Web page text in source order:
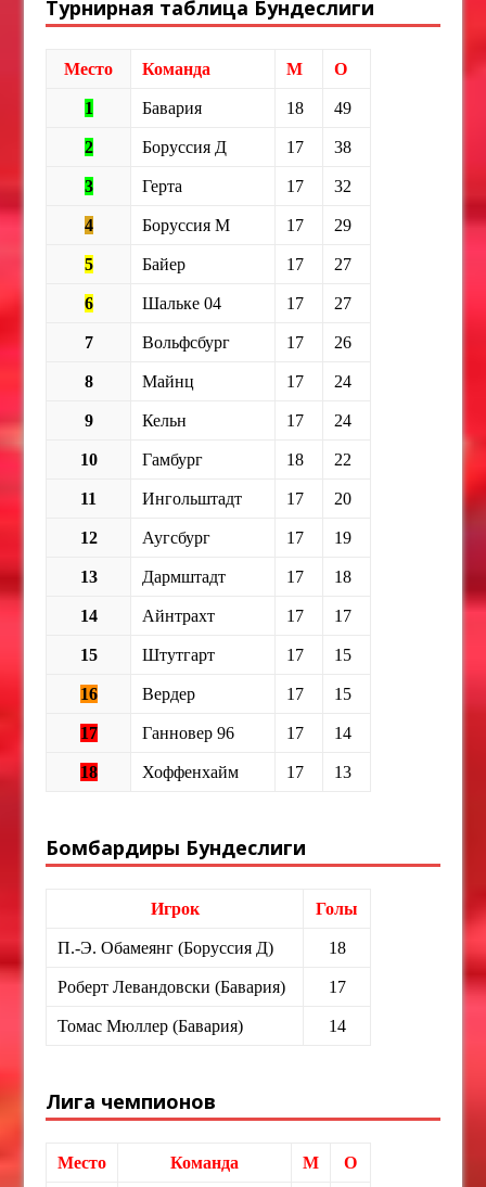
Турнирная таблица Бундеслиги
Место Команда М О
1 Бавария 18 49
2 Боруссия Д 17 38
3 Герта 17 32
4 Боруссия М 17 29
5 Байер 17 27
6 Шальке 04 17 27
7 Вольфсбург 17 26
8 Майнц 17 24
9 Кельн 17 24
10 Гамбург 18 22
11 Ингольштадт 17 20
12 Аугсбург 17 19
13 Дармштадт 17 18
14 Айнтрахт 17 17
15 Штутгарт 17 15
16 Вердер 17 15
17 Ганновер 96 17 14
18 Хоффенхайм 17 13
Бомбардиры Бундеслиги
Игрок Голы
П.-Э. Обамеянг (Боруссия Д) 18
Роберт Левандовски (Бавария) 17
Томас Мюллер (Бавария) 14
Лига чемпионов
Место Команда М О